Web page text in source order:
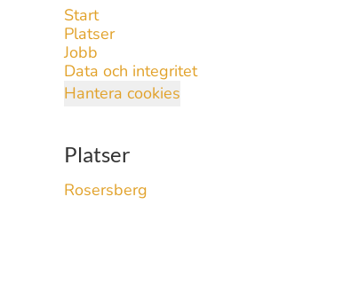
Start
Platser
Jobb
Data och integritet
Hantera cookies
Platser
Rosersberg